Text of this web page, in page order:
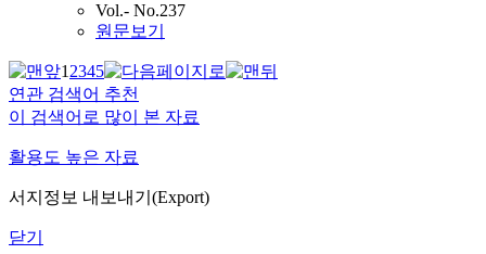
Vol.- No.237
원문보기
12345
연관 검색어 추천
이 검색어로 많이 본 자료
활용도 높은 자료
서지정보 내보내기(Export)
닫기